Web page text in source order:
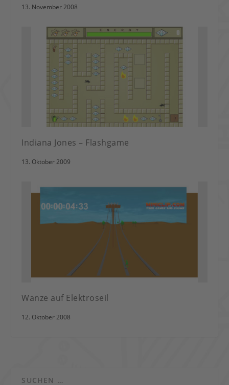
13. November 2008
Indiana Jones – Flashgame
13. Oktober 2009
Wanze auf Elektroseil
12. Oktober 2008